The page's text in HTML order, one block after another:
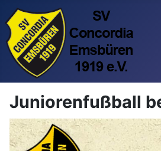
Juniorenfußball